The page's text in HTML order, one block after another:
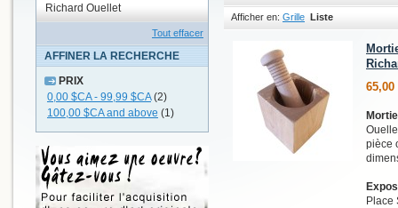
Afficher en: Grille Liste
65,00
pièce
Place
Richard Ouellet
Tout effacer
AFFINER LA RECHERCHE
PRIX
0,00 $CA- 99,99 $CA(2)
100,00 $CAand above (1)